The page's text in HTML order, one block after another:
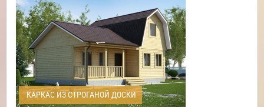
КАРКАС ИЗ СТРОГАНОЙ ДОСКИ